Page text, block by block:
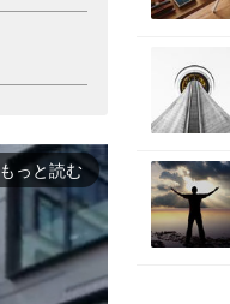
もっと読む